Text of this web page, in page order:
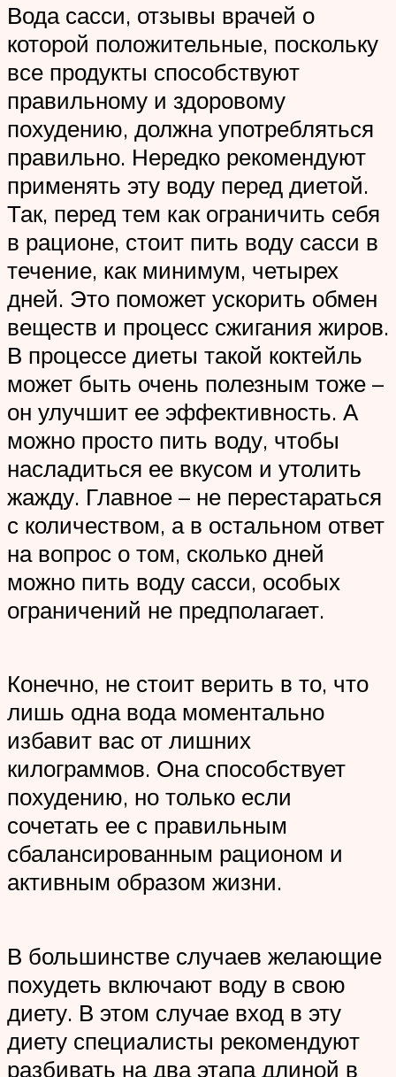
Вода сасси, отзывы врачей о
которой положительные, поскольку
все продукты способствуют
правильному и здоровому
похудению, должна употребляться
правильно. Нередко рекомендуют
применять эту воду перед диетой.
Так, перед тем как ограничить себя
в рационе, стоит пить воду сасси в
течение, как минимум, четырех
дней. Это поможет ускорить обмен
веществ и процесс сжигания жиров.
В процессе диеты такой коктейль
может быть очень полезным тоже –
он улучшит ее эффективность. А
можно просто пить воду, чтобы
насладиться ее вкусом и утолить
жажду. Главное – не перестараться
с количеством, а в остальном ответ
на вопрос о том, сколько дней
можно пить воду сасси, особых
ограничений не предполагает.
Конечно, не стоит верить в то, что
лишь одна вода моментально
избавит вас от лишних
килограммов. Она способствует
похудению, но только если
сочетать ее с правильным
сбалансированным рационом и
активным образом жизни.
В большинстве случаев желающие
похудеть включают воду в свою
диету. В этом случае вход в эту
диету специалисты рекомендуют
разбивать на два этапа длиной в